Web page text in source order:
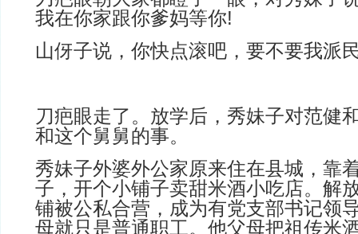
我在你家跟你爹妈等你!
山伢子说，你快点滚吧，要不要我派
刀疤眼走了。放学后，秀妹子对范健
和这个舅舅的事。
秀妹子外婆外公家原来住在县城，靠
子，开个小铺子卖甜米酒小吃店。解
铺被公私合营，成为有党支部书记领
母就只是普通职工。他父母把祖传米